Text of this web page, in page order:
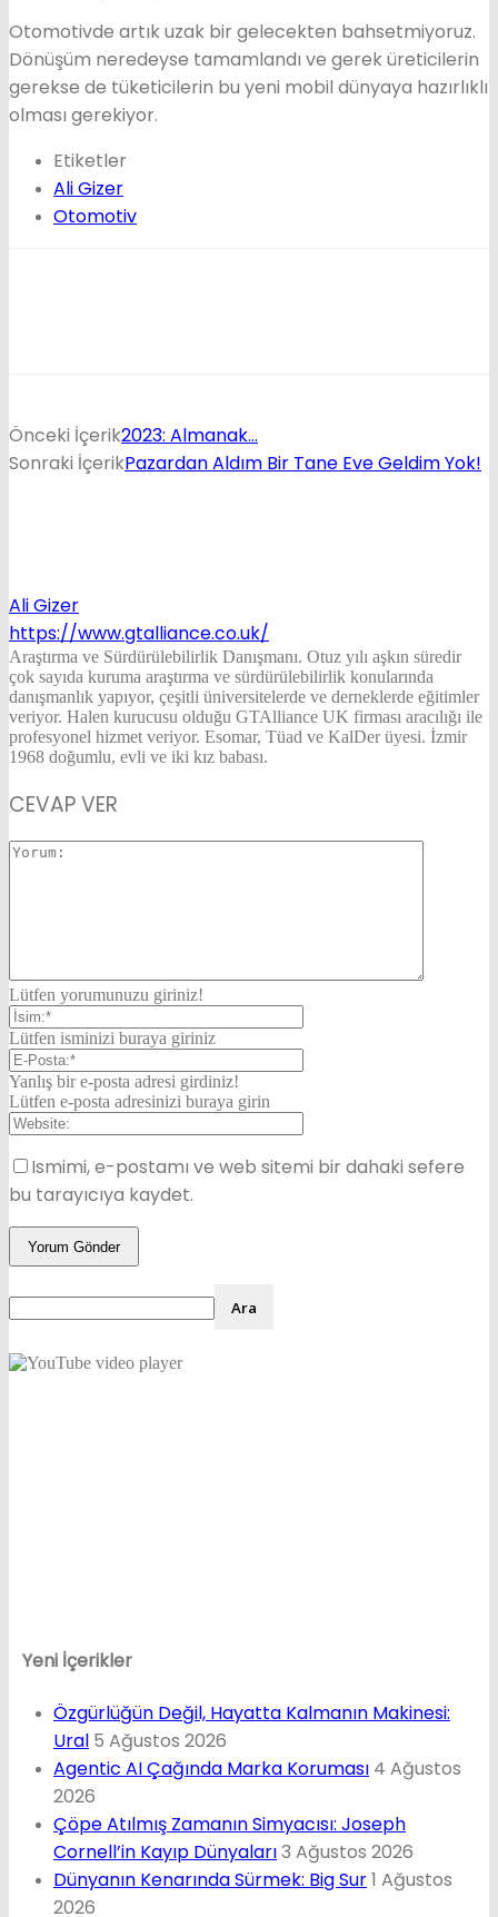
Otomotivde artık uzak bir gelecekten bahsetmiyoruz.
Dönüşüm neredeyse tamamlandı ve gerek üreticilerin
gerekse de tüketicilerin bu yeni mobil dünyaya hazırlıklı
olması gerekiyor.
Etiketler
Ali Gizer
Otomotiv
Önceki İçerik2023: Almanak…
Sonraki İçerikPazardan Aldım Bir Tane Eve Geldim Yok!
Ali Gizer
https://www.gtalliance.co.uk/
Araştırma ve Sürdürülebilirlik Danışmanı. Otuz yılı aşkın süredir
çok sayıda kuruma araştırma ve sürdürülebilirlik konularında
danışmanlık yapıyor, çeşitli üniversitelerde ve derneklerde eğitimler
veriyor. Halen kurucusu olduğu GTAlliance UK firması aracılığı ile
profesyonel hizmet veriyor. Esomar, Tüad ve KalDer üyesi. İzmir
1968 doğumlu, evli ve iki kız babası.
CEVAP VER
Lütfen yorumunuzu giriniz!
Lütfen isminizi buraya giriniz
Yanlış bir e-posta adresi girdiniz!
Lütfen e-posta adresinizi buraya girin
Ismimi, e-postamı ve web sitemi bir dahaki sefere
bu tarayıcıya kaydet.
Yeni İçerikler
Özgürlüğün Değil, Hayatta Kalmanın Makinesi:
Ural 5 Ağustos 2026
Agentic AI Çağında Marka Koruması 4 Ağustos
2026
Çöpe Atılmış Zamanın Simyacısı: Joseph
Cornell’in Kayıp Dünyaları3 Ağustos 2026
Dünyanın Kenarında Sürmek: Big Sur1 Ağustos
2026